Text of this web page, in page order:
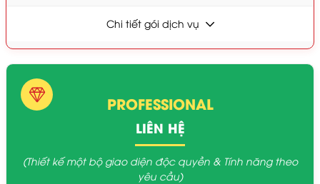
Chi tiết gói dịch vụ
PROFESSIONAL
LIÊN HỆ
(Thiết kế một bộ giao diện độc quyền & Tính năng theo
yêu cầu)